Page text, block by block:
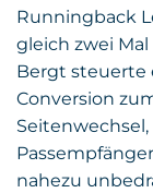
Runningback
gleich zwei
Bergt steuerte
Conversion
nahezu